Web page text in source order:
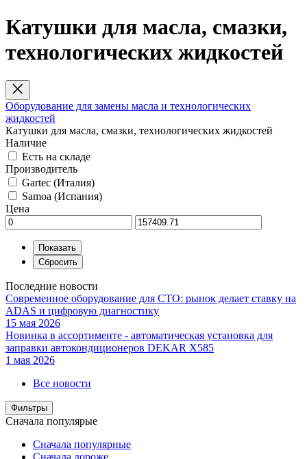
Катушки для масла, смазки,
технологических жидкостей
Оборудование для замены масла и технологических
жидкостей
Катушки для масла, смазки, технологических жидкостей
Наличие
Есть на складе
Производитель
Gartec (Италия)
Samoa (Испания)
Цена
Последние новости
Современное оборудование для СТО: рынок делает ставку на
ADAS и цифровую диагностику
15 мая 2026
Новинка в ассортименте - автоматическая установка для
заправки автокондиционеров DEKAR X585
1 мая 2026
Все новости
Фильтры
Сначала популярые
Сначала популярные
Сначала дороже